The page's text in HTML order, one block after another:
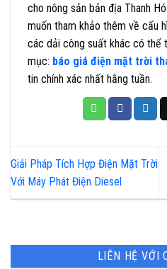
cho nông sản bản địa Thanh
muốn tham khảo thêm về cấu
các dải công suất khác có
mục: báo giá điện mặt trời
tin chính xác nhất hằng tuần.
Giải Pháp Tích Hợp Điện Mặt Trời
Với Máy Phát Điện Diesel
LIÊN HỆ VỚI